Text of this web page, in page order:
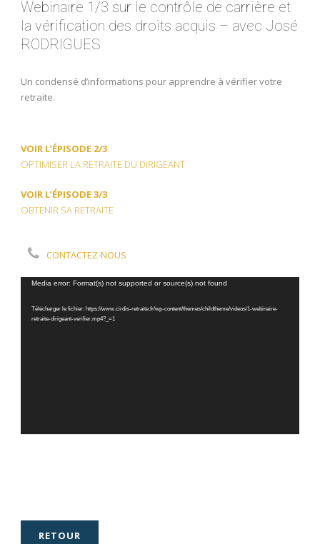
Webinaire 1/3 sur le contrôle de carrière et
la vérification des droits acquis – avec José
RODRIGUES
Un condensé d’informations pour apprendre à vérifier votre
retraite.
VOIR L’ÉPISODE 2/3
OPTIMISER LA RETRAITE DU DIRIGEANT
VOIR L’ÉPISODE 3/3
OBTENIR SA RETRAITE
CONTACTEZ-NOUS
Lecteur
Media error: Format(s) not supported or source(s) not found
Télécharger le fichier: https://www.cirdis-retraite.fr/wp-content/themes/childtheme/videos/1-webinaire-
retraite-dirigeant-verifier.mp4?_=1
RETOUR